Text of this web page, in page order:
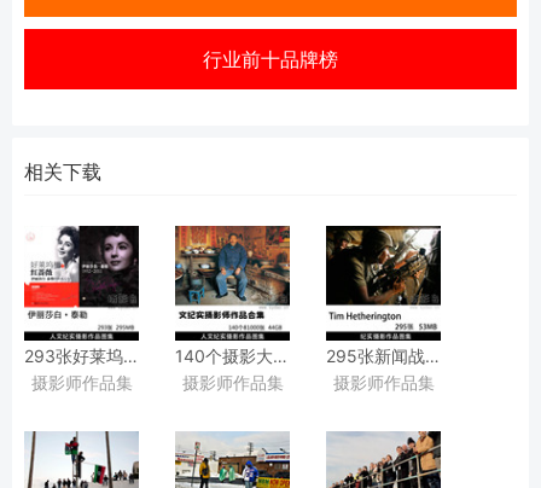
行业前十品牌榜
相关下载
293张好莱坞里的红蔷薇伊丽莎白
·
摄影师作品集
140个摄影大师81000张人文纪实摄影作品图集图库合集
摄影师作品集
295张新闻战地摄影作品图
英国摄影师Tim
赫瑟林顿）
作品集图片素材
摄影师作品集